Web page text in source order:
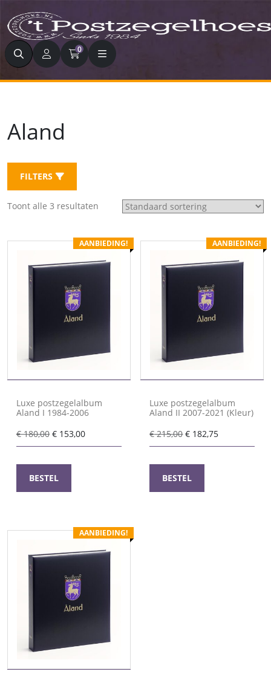
Zoeken 0
Aland
FILTERS
Toont alle 3 resultaten
AANBIEDING!
Luxe postzegelalbum
Aland I 1984-2006
€180,00 Oorspronkelijke
prijs
€ 180,00.
€ 153,00Huidige
prijs
BESTEL
AANBIEDING!
Luxe postzegelalbum
Aland II 2007-2021 (Kleur)
€215,00Oorspronkelijke
prijs
€ 215,00.
€ 182,75Huidige
prijs
BESTEL
AANBIEDING!